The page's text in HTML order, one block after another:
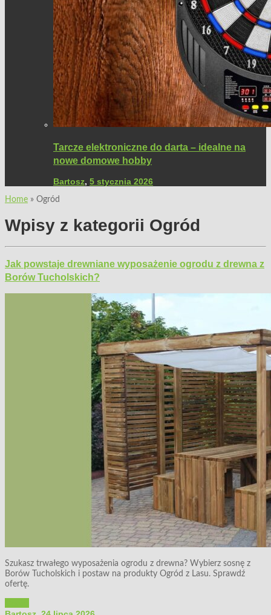
Tarcze elektroniczne do darta – idealne na
nowe domowe hobby
Bartosz, 5 stycznia 2026
Home » Ogród
Wpisy z kategorii Ogród
Jak powstaje drewniane wyposażenie ogrodu z drewna z
Borów Tucholskich?
Szukasz trwałego wyposażenia ogrodu z drewna? Wybierz sosnę z
Borów Tucholskich i postaw na produkty Ogród z Lasu. Sprawdź
ofertę.